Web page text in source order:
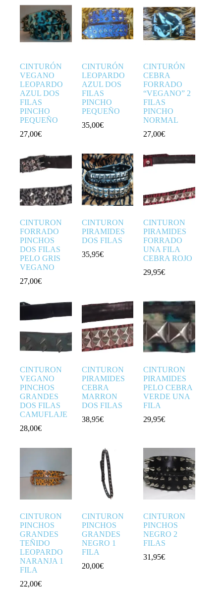
CINTURÓN
VEGANO
LEOPARDO
AZUL DOS
FILAS
PINCHO
PEQUEÑO
27,00€
CINTURÓN
LEOPARDO
AZUL DOS
FILAS
PINCHO
PEQUEÑO
35,00€
CINTURÓN
CEBRA
FORRADO
“VEGANO” 2
FILAS
PINCHO
NORMAL
27,00€
CINTURON
FORRADO
PINCHOS
DOS FILAS
PELO GRIS
VEGANO
27,00€
CINTURON
PIRAMIDES
DOS FILAS
35,95€
CINTURON
PIRAMIDES
FORRADO
UNA FILA
CEBRA ROJO
29,95€
CINTURON
VEGANO
PINCHOS
GRANDES
DOS FILAS
CAMUFLAJE
28,00€
CINTURON
PIRAMIDES
CEBRA
MARRON
DOS FILAS
38,95€
CINTURON
PIRAMIDES
PELO CEBRA
VERDE UNA
FILA
29,95€
CINTURON
PINCHOS
GRANDES
TEÑIDO
LEOPARDO
NARANJA 1
FILA
22,00€
CINTURON
PINCHOS
GRANDES
NEGRO 1
FILA
20,00€
CINTURON
PINCHOS
NEGRO 2
FILAS
31,95€